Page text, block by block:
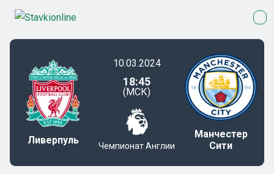
Ливерпуль
10.03.2024
18:45
(МСК)
Чемпионат Англии
Манчестер
Сити